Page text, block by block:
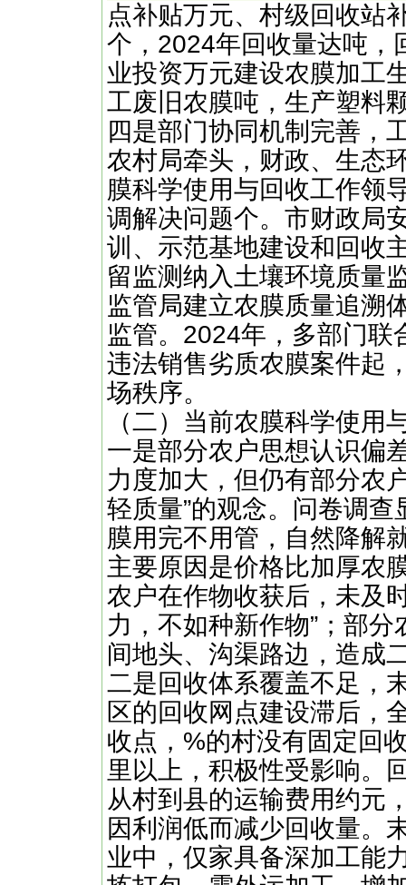
点补贴万元、村级回收站
个，2024年回收量达吨，
业投资万元建设农膜加工
工废旧农膜吨，生产塑料
四是部门协同机制完善，
农村局牵头，财政、生态
膜科学使用与回收工作领
调解决问题个。市财政局
训、示范基地建设和回收
留监测纳入土壤环境质量
监管局建立农膜质量追溯
监管。2024年，多部门联
违法销售劣质农膜案件起
场秩序。
（二）当前农膜科学使用
一是部分农户思想认识偏
力度加大，但仍有部分农
轻质量”的观念。问卷调
膜用完不用管，自然降解
主要原因是价格比加厚农
农户在作物收获后，未及
力，不如种新作物”；部
间地头、沟渠路边，造成
二是回收体系覆盖不足，
区的回收网点建设滞后，
收点，%的村没有固定回
里以上，积极性受影响。
从村到县的运输费用约元
因利润低而减少回收量。
业中，仅家具备深加工能